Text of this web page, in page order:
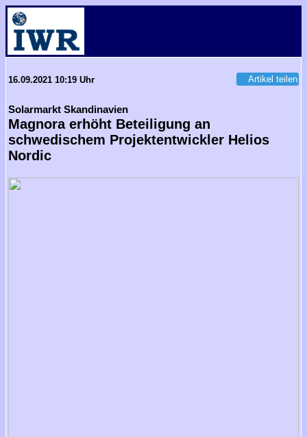
16.09.2021 10:19 Uhr Artikel teilen
Solarmarkt Skandinavien
Magnora erhöht Beteiligung an
schwedischem Projektentwickler Helios
Nordic